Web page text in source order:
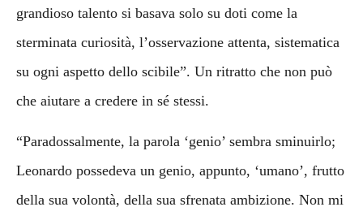
grandioso talento si basava solo su doti come la
sterminata curiosità, l’osservazione attenta, sistematica
su ogni aspetto dello scibile”. Un ritratto che non può
che aiutare a credere in sé stessi.
“Paradossalmente, la parola ‘genio’ sembra sminuirlo;
Leonardo possedeva un genio, appunto, ‘umano’, frutto
della sua volontà, della sua sfrenata ambizione. Non mi